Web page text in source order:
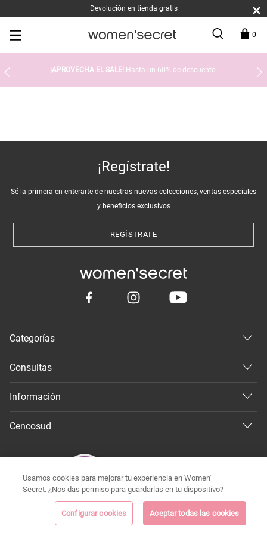
Devolución en tienda gratis
0
¡APROVECHA EL SALE! Hasta un 60% de descuento.
¡Regístrate!
Sé la primera en enterarte de nuestras nuevas colecciones, ventas especiales
y beneficios exclusivos
REGÍSTRATE
Categorías
Consultas
Información
Cencosud
Todos los derechos reservados 2026 ©
Usamos cookies para mejorar tu experiencia en Women'
Secret. ¿Nos das permiso para guardarlas en tu dispositivo?
Configurar cookies Aceptar todas las cookies